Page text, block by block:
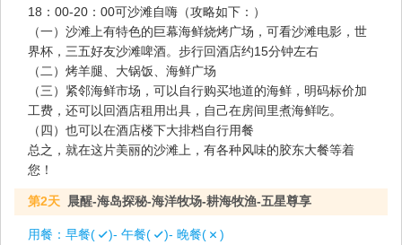
18：00-20：00可沙滩自嗨（攻略如下：）
（一）沙滩上有特色的巨幕海鲜烧烤广场，可看沙滩电影，世
界杯，三五好友沙滩啤酒。步行回酒店约15分钟左右
（二）烤羊腿、大锅饭、海鲜广场
（三）紧邻海鲜市场，可以自行购买地道的海鲜，明码标价加
工费，还可以回酒店租用出具，自己在房间里煮海鲜吃。
（四）也可以在酒店楼下大排档自行用餐
总之，就在这片美丽的沙滩上，有各种风味的胶东大餐等着
您！
第2天 晨醒-海岛探秘-海洋牧场-耕海牧渔-五星尊享
用餐： 早餐( )- 午餐( )- 晚餐(
)